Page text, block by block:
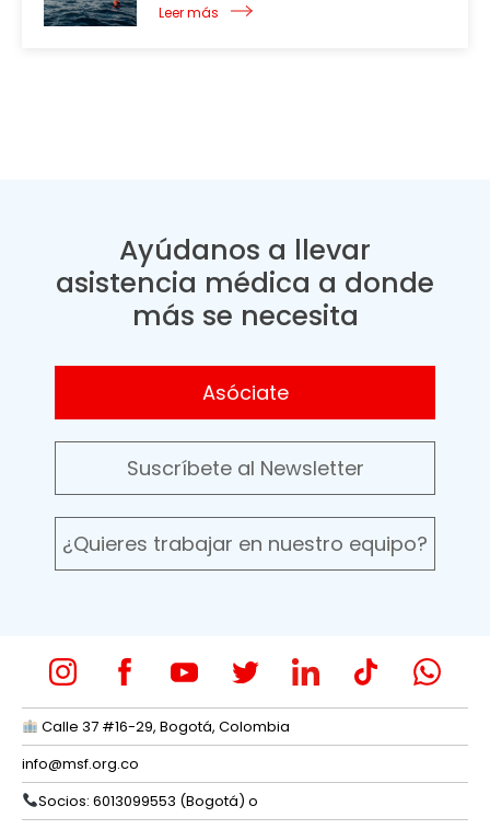
Leer más
Ayúdanos a llevar
asistencia médica a donde
más se necesita
Asóciate
Suscríbete al Newsletter
¿Quieres trabajar en nuestro equipo?
Calle 37 #16-29, Bogotá, Colombia
info@msf.org.co
Socios: 6013099553 (Bogotá) o